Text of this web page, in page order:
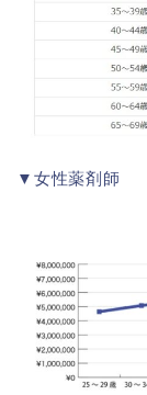
▼女性薬剤師